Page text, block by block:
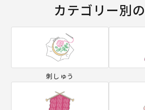
カテゴリー別
刺しゅう